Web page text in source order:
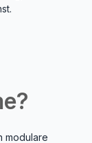
modulare